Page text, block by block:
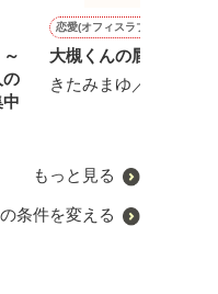
の
恋愛(オフィスラブ)
大槻くんの唇はイジワ
きたみまゆ／著
もっと見る
条件を変える